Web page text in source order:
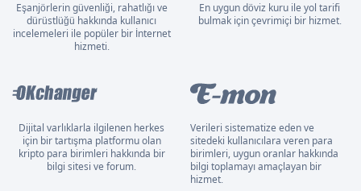
Eşanjörlerin güvenliği, rahatlığı ve
dürüstlüğü hakkında kullanıcı
incelemeleri ile popüler bir İnternet
hizmeti.
En uygun döviz kuru ile yol tarifi
bulmak için çevrimiçi bir hizmet.
Dijital varlıklarla ilgilenen herkes
için bir tartışma platformu olan
kripto para birimleri hakkında bir
bilgi sitesi ve forum.
Verileri sistematize eden ve
sitedeki kullanıcılara veren para
birimleri, uygun oranlar hakkında
bilgi toplamayı amaçlayan bir
hizmet.